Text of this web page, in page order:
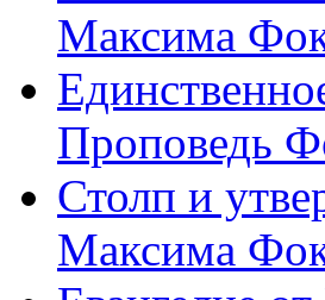
Максима
Проповедь
Столп и
Максима